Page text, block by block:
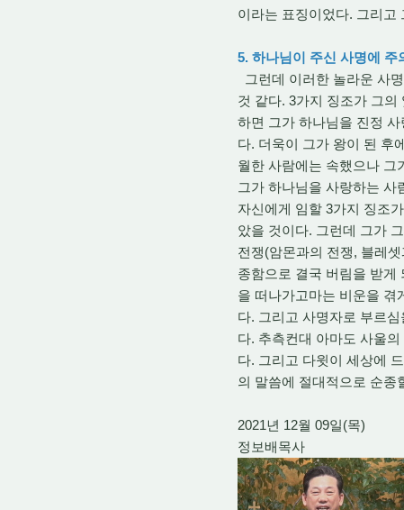
이라는 표징이었다. 그리고
5. 하나님이 주신 사명에
그런데 이러한 놀라운 사
것 같다. 3가지 징조가 그
하면 그가 하나님을 진정
다. 더욱이 그가 왕이 된 후
월한 사람에는 속했으나 그
그가 하나님을 사랑하는 사
자신에게 임할 3가지 징조
았을 것이다. 그런데 그가
전쟁(암몬과의 전쟁, 블레
종함으로 결국 버림을 받게
을 떠나가고마는 비운을 겪
다. 그리고 사명자로 부르
다. 추측컨대 아마도 사울
다. 그리고 다윗이 세상에
의 말씀에 절대적으로 순종
2021년 12월 09일(목)
정보배목사